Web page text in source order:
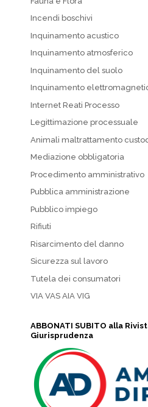
Incendi boschivi
Inquinamento acustico
Inquinamento atmosferico
Inquinamento del suolo
Inquinamento
Internet Reati Processo
Legittimazione processuale
Animali maltrattamento
Mediazione obbligatoria
Procedimento amministrativo
Pubblica amministrazione
Pubblico impiego
Rifiuti
Risarcimento del danno
Sicurezza sul lavoro
Tutela dei consumatori
VIA VAS AIA VIG
ABBONATI SUBITO alla
Giurisprudenza